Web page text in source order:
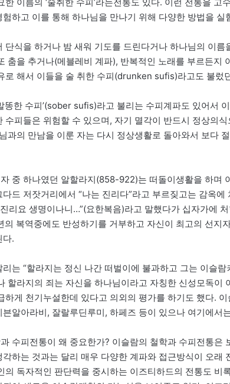
하고 이를 통해 하나님을 만나기 위해 다양한 방법을 실
단식을 하거나 밤 새워 기도를 드린다거나 하나님의 이
춤을 추거나(메블레비 계파), 반복적인 노래를 부르든지
로 해서 이들을 술 취한 수피(drunken sufis)라고도 불렀
똥한 수피’(sober sufis)라고 불리는 수피계파도 있어서
수피들은 위험할 수 있으며, 자기 멸각이 반드시 정상의
과의 만남을 이룬 자는 다시 정상생활로 돌아와서 보다
중 하나였던 알할라지(858-922)는 떠돌이생활을 하며
드 저잣거리에서 “나는 진리다”라고 부르짖고는 감옥
리요 생명이나니…”(요한복음)라고 말했다가 십자가에
의 복역중에도 반성하기를 거부하고 자신이 최고의 선지
다.
는 “할라지는 정신 나간 떠벌이에 불과하고 그는 이슬
할라지의 죄는 자신을 하나님이라고 자칭한 신성모독이
하게 천기누설한데 있다고 의외의 평가를 하기도 했다.
알아라비, 잘랄루딘루미, 하페즈 등이 있으나 여기에서
수피전통이 왜 중요한가? 이슬람의 철학과 수피전통은
하는 것과는 달리 매우 다양한 계파와 접근방식이 오래
의 독자적인 판단력을 중시하는 이즈티하드의 전통도 비